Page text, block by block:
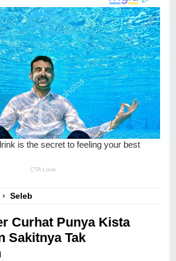
›Seleb
Curhat Punya Kista
Sakitnya Tak